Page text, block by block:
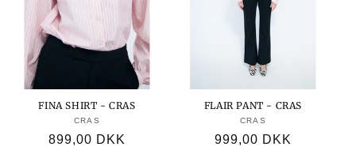
FINA SHIRT - CRAS
Forhandler:
CRAS
Normalpris
899,00 DKK
FLAIR PANT - CRAS
Forhandler:
CRAS
Normalpris
999,00 DKK